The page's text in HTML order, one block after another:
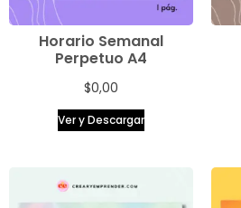
Horario Semanal
Perpetuo A4
$0,00
Ver y Descargar